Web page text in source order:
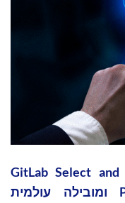
Cloudfresh, בעלת הסמכה של GitLab Select and
Professional Services Partner ומובילה עולמית